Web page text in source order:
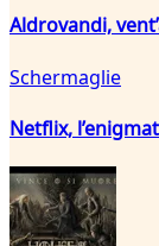
Aldrovandi,
Schermaglie
Netflix,